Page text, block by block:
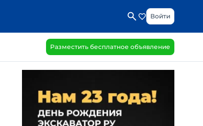
Войти
Разместить бесплатное объявление